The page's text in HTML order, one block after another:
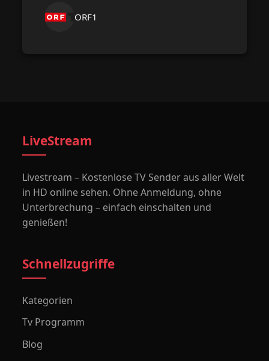
ORF1
LiveStream
Livestream – Kostenlose TV Sender aus aller Welt
in HD online sehen. Ohne Anmeldung, ohne
Unterbrechung – einfach einschalten und
genießen!
Schnellzugriffe
Kategorien
Tv Programm
Blog